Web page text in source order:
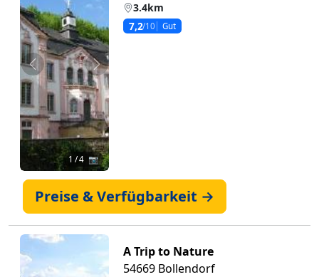
Zurück Weiter
1 / 4 📷
3.4km
7,2/10 Gut
Preise & Verfügbarkeit →
A Trip to Nature
54669 Bollendorf